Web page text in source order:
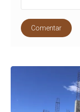
Comentar